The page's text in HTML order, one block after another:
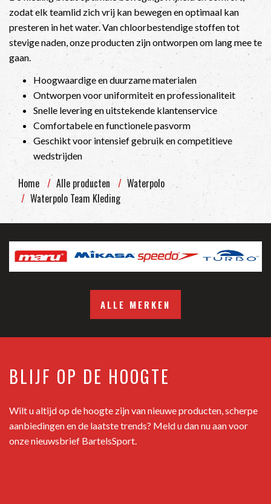
zodat elk teamlid zich vrij kan bewegen en optimaal kan
presteren in het water. Van chloorbestendige stoffen tot
stevige naden, onze producten zijn ontworpen om lang mee te
gaan.
Hoogwaardige en duurzame materialen
Ontworpen voor uniformiteit en professionaliteit
Snelle levering en uitstekende klantenservice
Comfortabele en functionele pasvorm
Geschikt voor intensief gebruik en competitieve
wedstrijden
Home Alle producten
Waterpolo
Waterpolo Team Kleding
ALLE MERKEN
BLIJF OP DE HOOGTE
Wilt u altijd op de hoogte zijn van nieuwe producten, scherpe
aanbiedingen en de laatste trends? Meld u dan nu aan voor
onze nieuwsbrief BartelsSport.